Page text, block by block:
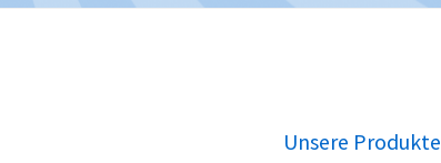
Unsere Produkte